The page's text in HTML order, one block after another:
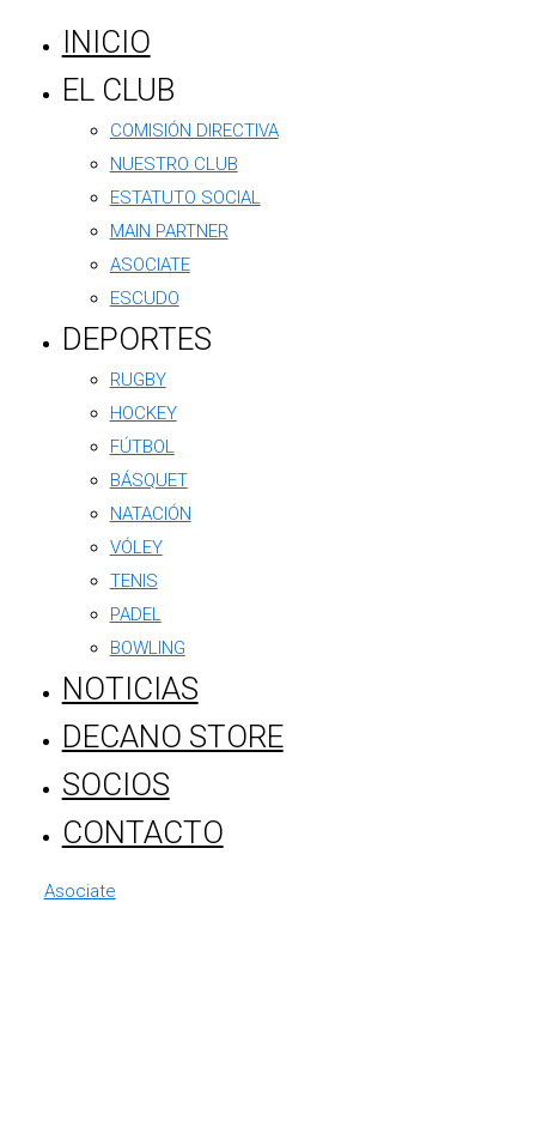
INICIO
EL CLUB
COMISIÓN DIRECTIVA
NUESTRO CLUB
ESTATUTO SOCIAL
MAIN PARTNER
ASOCIATE
ESCUDO
DEPORTES
RUGBY
HOCKEY
FÚTBOL
BÁSQUET
NATACIÓN
VÓLEY
TENIS
PADEL
BOWLING
NOTICIAS
DECANO STORE
SOCIOS
CONTACTO
Asociate
Manta oficial